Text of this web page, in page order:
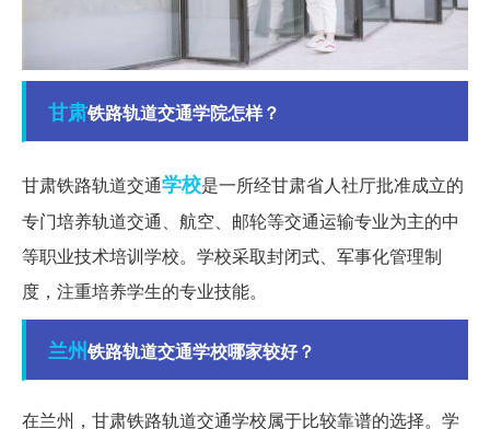
甘肃铁路轨道交通学院怎样？
甘肃铁路轨道交通学校是一所经甘肃省人社厅批准成立的
专门培养轨道交通、航空、邮轮等交通运输专业为主的中
等职业技术培训学校。学校采取封闭式、军事化管理制
度，注重培养学生的专业技能。
兰州铁路轨道交通学校哪家较好？
在兰州，甘肃铁路轨道交通学校属于比较靠谱的选择。学